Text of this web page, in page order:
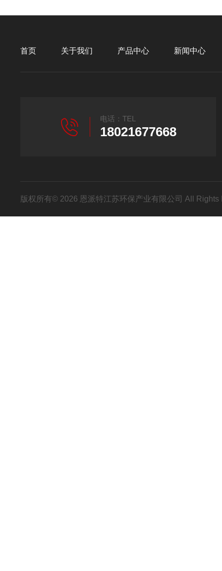
首页 关于我们 产品中心 新闻中心
电话：TEL
18021677668
版权所有© 2026 恩派特江苏环保产业有限公司 All